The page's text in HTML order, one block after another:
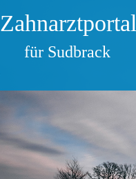
Zahnarztportal
für Sudbrack